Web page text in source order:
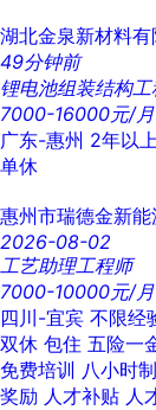
湖北金泉新材料有
49分钟前
锂电池组装结构工
7000-16000元/月
广东-惠州 2年以
单休
惠州市瑞德金新能
2026-08-02
工艺助理工程师
7000-10000元/月
四川-宜宾 不限经
双休 包住 五险一
免费培训 八小时制
奖励 人才补贴 人